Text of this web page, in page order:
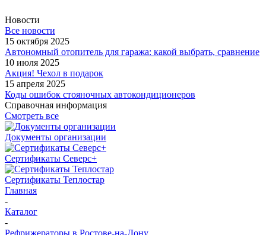
Новости
Все новости
15 октября 2025
Автономный отопитель для гаража: какой выбрать, сравнение
10 июля 2025
Акция! Чехол в подарок
15 апреля 2025
Коды ошибок стояночных автокондиционеров
Справочная информация
Смотреть все
Документы организации
Сертификаты Северс+
Сертификаты Теплостар
Главная
-
Каталог
-